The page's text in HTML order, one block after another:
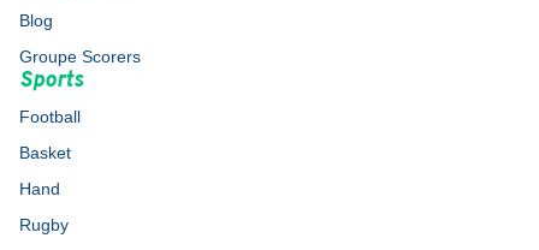
Blog
Groupe Scorers
Sports
Football
Basket
Hand
Rugby